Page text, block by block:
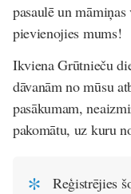
pasaulē un
pievienojies mums!
Ikviena Grūtnieču
dāvanām no mūsu
pasākumam,
pakomātu, uz kuru
Reģistrējies